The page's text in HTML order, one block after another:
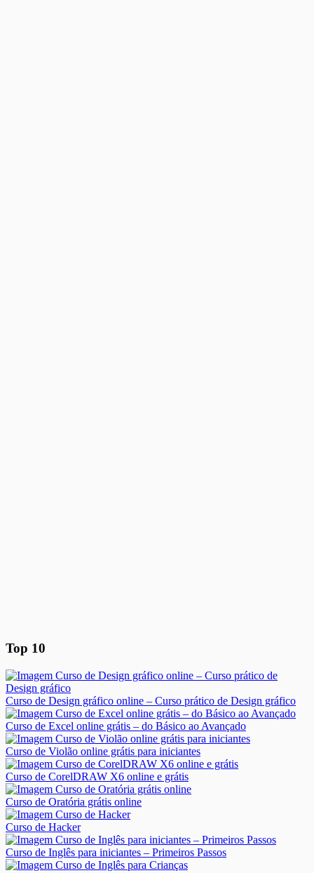
Top 10
Curso de Design gráfico online – Curso prático de Design gráfico
Curso de Excel online grátis – do Básico ao Avançado
Curso de Violão online grátis para iniciantes
Curso de CorelDRAW X6 online e grátis
Curso de Oratória grátis online
Curso de Hacker
Curso de Inglês para iniciantes – Primeiros Passos